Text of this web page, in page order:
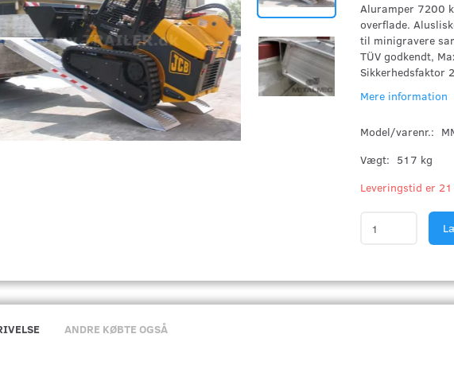
Aluramper 7200
overflade.
til minigravere
TÜV godkendt,
Sikkerhedsfaktor
Mere information
Model/varenr.:
Vægt: 517 kg
Leveringstid er
ANDRE KØBTE OGSÅ